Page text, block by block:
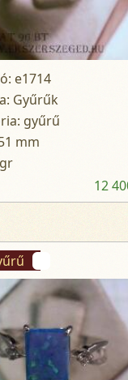
e1714
Gyűrűk
gyűrű
mm
12